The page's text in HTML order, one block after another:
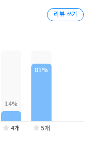
발견하기 위해 계속 사건
고, 탐정들은 정체성의
리던 끝에 결국 '자아'라
는 원문을 구성하는 난외
발견을 둘러싼 여러 제왕
성한 뉴욕의 브루클린 다
을 알프스의 얼음에 갇
와 바벨탑 신화에 대한
를 내밀한 시선으로 담아
바지에 이른 작가의 원숙
설은, 이상한 사건 사고
들을 하나씩 찾아간다. 소
으로 아내를 처음 만난
에서의 어린 시절부터
요
리뷰 쓰기
4개 5개